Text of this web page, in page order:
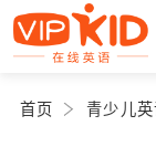
首页 青少儿